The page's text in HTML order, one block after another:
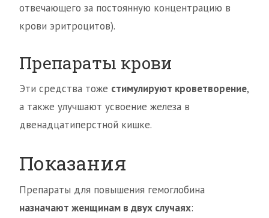
отвечающего за постоянную концентрацию в
крови эритроцитов).
Препараты крови
Эти средства тоже стимулируют кроветворение,
а также улучшают усвоение железа в
двенадцатиперстной кишке.
Показания
Препараты для повышения гемоглобина
назначают женщинам в двух случаях: